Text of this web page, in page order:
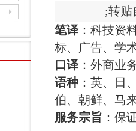
;转贴
笔译 ：科技资
标、广告、学
口译 ：外商业
语种 ：英、日
伯、朝鲜、马
服务宗旨 ：保